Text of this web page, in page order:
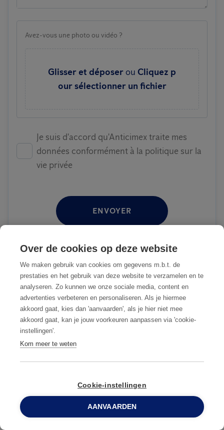
Avez-vous une photo ou vidéo ?
Glisser et déposerou Cliquez p
our sélectionner un fichier
Je suis d'accord qu'Anticimex traite mes
données conformément à la politique sur la
vie privée
ENVOYER
NOTRE MÉTHODE
1
Vous remplissez le formulaire de
contact
2
3
Notre expert fait une analyse de
0800 96 900
Over de cookies op deze website
We maken gebruik van cookies om gegevens m.b.t. de
prestaties en het gebruik van deze website te verzamelen en te
analyseren. Zo kunnen we onze sociale media, content en
advertenties verbeteren en personaliseren. Als je hiermee
akkoord gaat, kies dan 'aanvaarden', als je hier niet mee
akkoord gaat, kan je jouw voorkeuren aanpassen via 'cookie-
instellingen'.
Kom meer te weten
Cookie-instellingen
AANVAARDEN